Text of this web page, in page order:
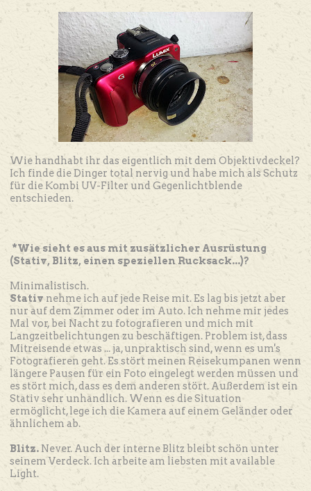
Wie handhabt ihr das eigentlich mit dem Objektivdeckel?
Ich finde die Dinger total nervig und habe mich als Schutz
für die Kombi UV-Filter und Gegenlichtblende
entschieden.
*Wie sieht es aus mit zusätzlicher Ausrüstung
(Stativ, Blitz, einen speziellen Rucksack...)?
Minimalistisch.
Stativ nehme ich auf jede Reise mit. Es lag bis jetzt aber
nur auf dem Zimmer oder im Auto. Ich nehme mir jedes
Mal vor, bei Nacht zu fotografieren und mich mit
Langzeitbelichtungen zu beschäftigen. Problem ist, dass
Mitreisende etwas ... ja, unpraktisch sind, wenn es um's
Fotografieren geht. Es stört meinen Reisekumpanen wenn
längere Pausen für ein Foto eingelegt werden müssen und
es stört mich, dass es dem anderen stört. Außerdem ist ein
Stativ sehr unhandlich. Wenn es die Situation
ermöglicht, lege ich die Kamera auf einem Geländer oder
ähnlichem ab.
Blitz. Never. Auch der interne Blitz bleibt schön unter
seinem Verdeck. Ich arbeite am liebsten mit available
Light.